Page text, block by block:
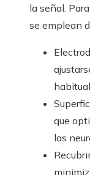
la señal.
se emplean
que
las